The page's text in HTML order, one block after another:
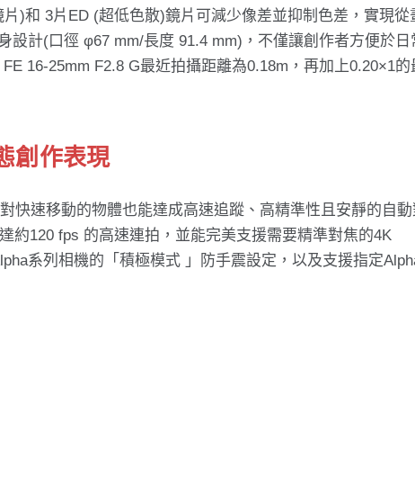
)和 3片ED (超低色散)鏡片可減少像差並抑制色差，實現從
設計(口徑 φ67 mm/長度 91.4 mm)，不僅讓創作者方便於日
16-25mm F2.8 G最近拍攝距離為0.18m，再加上0.20×1的
創作表現
快速移動的物體也能達成高速追蹤、高精準性且安靜的自
約120 fps 的高速連拍，並能完美支援需要精準對焦的4K
系列相機的「積極模式 」防⼿震設定，以及支援指定